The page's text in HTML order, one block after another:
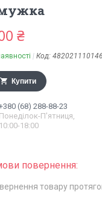
₴
Код:
Купити
(68) 288-88-23
Понеділок-П'ятниця,
10:00-18:00
товару